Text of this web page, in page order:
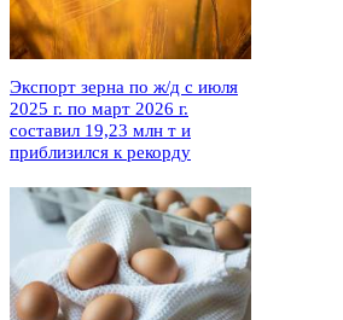
Экспорт зерна по ж/д с июля
2025 г. по март 2026 г.
составил 19,23 млн т и
приблизился к рекорду